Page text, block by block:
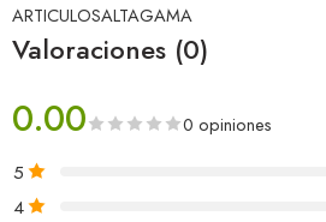
ARTICULOSALTAGAMA
Valoraciones (0)
0.00 0 opiniones
5
4